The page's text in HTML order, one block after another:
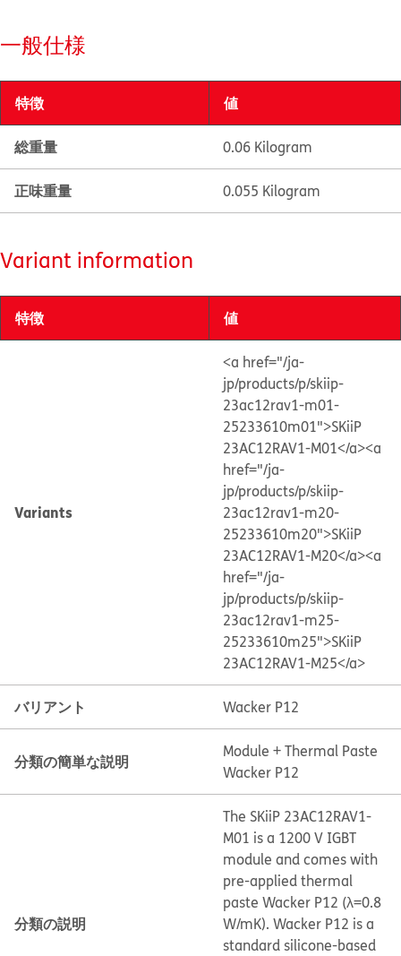
一般仕様
特徴 値
総重量 0.06 Kilogram
正味重量 0.055 Kilogram
Variant information
特徴 値
Variants
<a href="/ja-
jp/products/p/skiip-
23ac12rav1-m01-
25233610m01">SKiiP
23AC12RAV1-M01</a><a
href="/ja-
jp/products/p/skiip-
23ac12rav1-m20-
25233610m20">SKiiP
23AC12RAV1-M20</a><a
href="/ja-
jp/products/p/skiip-
23ac12rav1-m25-
25233610m25">SKiiP
23AC12RAV1-M25</a>
バリアント Wacker P12
分類の簡単な説明
Module + Thermal Paste
Wacker P12
分類の説明
The SKiiP 23AC12RAV1-
M01 is a 1200 V IGBT
module and comes with
pre-applied thermal
paste Wacker P12 (λ=0.8
W/mK). Wacker P12 is a
standard silicone-based